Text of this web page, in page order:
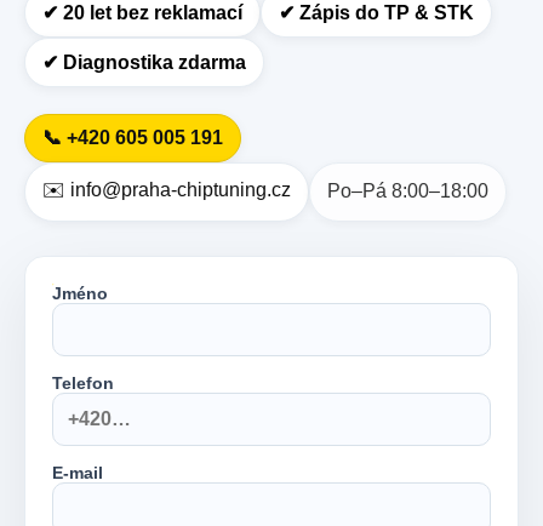
✔︎ 20 let bez reklamací ✔︎ Zápis do TP & STK
✔︎ Diagnostika zdarma
📞 +420 605 005 191
✉️ info@praha-chiptuning.cz Po–Pá 8:00–18:00
Jméno
Telefon
E-mail